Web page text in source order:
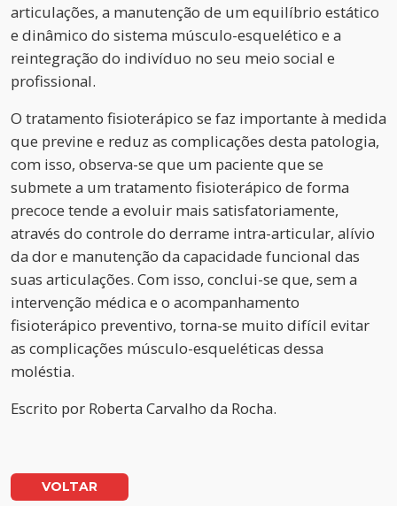
articulações, a manutenção de um equilíbrio estático
e dinâmico do sistema músculo-esquelético e a
reintegração do indivíduo no seu meio social e
profissional.
O tratamento fisioterápico se faz importante à medida
que previne e reduz as complicações desta patologia,
com isso, observa-se que um paciente que se
submete a um tratamento fisioterápico de forma
precoce tende a evoluir mais satisfatoriamente,
através do controle do derrame intra-articular, alívio
da dor e manutenção da capacidade funcional das
suas articulações. Com isso, conclui-se que, sem a
intervenção médica e o acompanhamento
fisioterápico preventivo, torna-se muito difícil evitar
as complicações músculo-esqueléticas dessa
moléstia.
Escrito por Roberta Carvalho da Rocha.
VOLTAR